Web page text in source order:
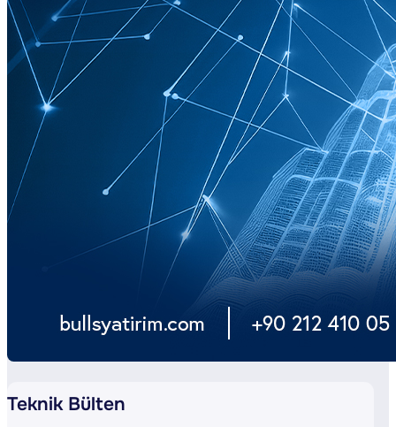
Teknik Bülten